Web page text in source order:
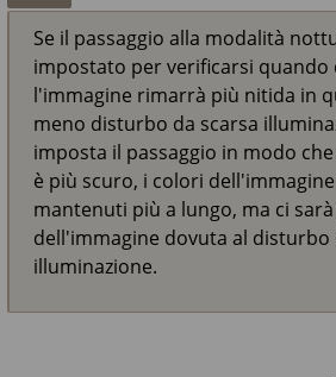
Se il passaggio alla modalità
impostato per verificarsi quando
l'immagine rimarrà più nitida in
meno disturbo da scarsa
imposta il passaggio in modo
è più scuro, i colori
mantenuti più a lungo, ma ci
dell'immagine dovuta al disturbo
illuminazione.